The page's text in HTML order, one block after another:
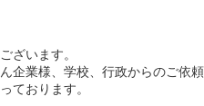
ざいます。
企業様、学校、行政からのご依頼
ております。